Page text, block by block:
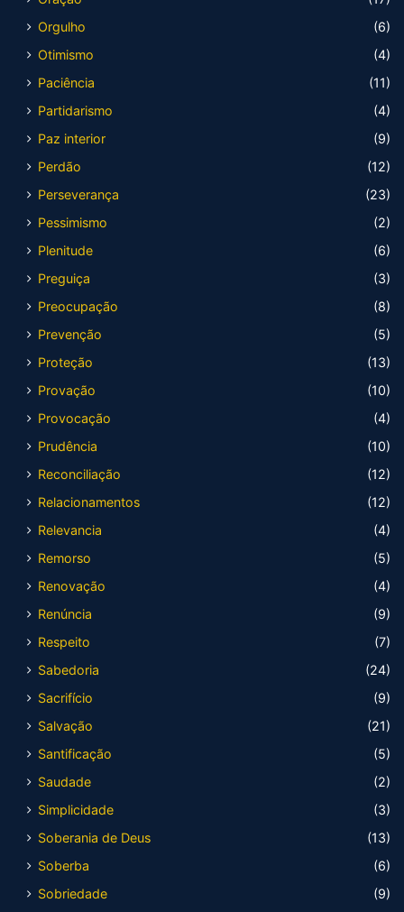
Orgulho
(6)
Otimismo
(4)
Paciência
(11)
Partidarismo
(4)
Paz interior
(9)
Perdão
(12)
Perseverança
(23)
Pessimismo
(2)
Plenitude
(6)
Preguiça
(3)
Preocupação
(8)
Prevenção
(5)
Proteção
(13)
Provação
(10)
Provocação
(4)
Prudência
(10)
Reconciliação
(12)
Relacionamentos
(12)
Relevancia
(4)
Remorso
(5)
Renovação
(4)
Renúncia
(9)
Respeito
(7)
Sabedoria
(24)
Sacrifício
(9)
Salvação
(21)
Santificação
(5)
Saudade
(2)
Simplicidade
(3)
Soberania de Deus
(13)
Soberba
(6)
Sobriedade
(9)